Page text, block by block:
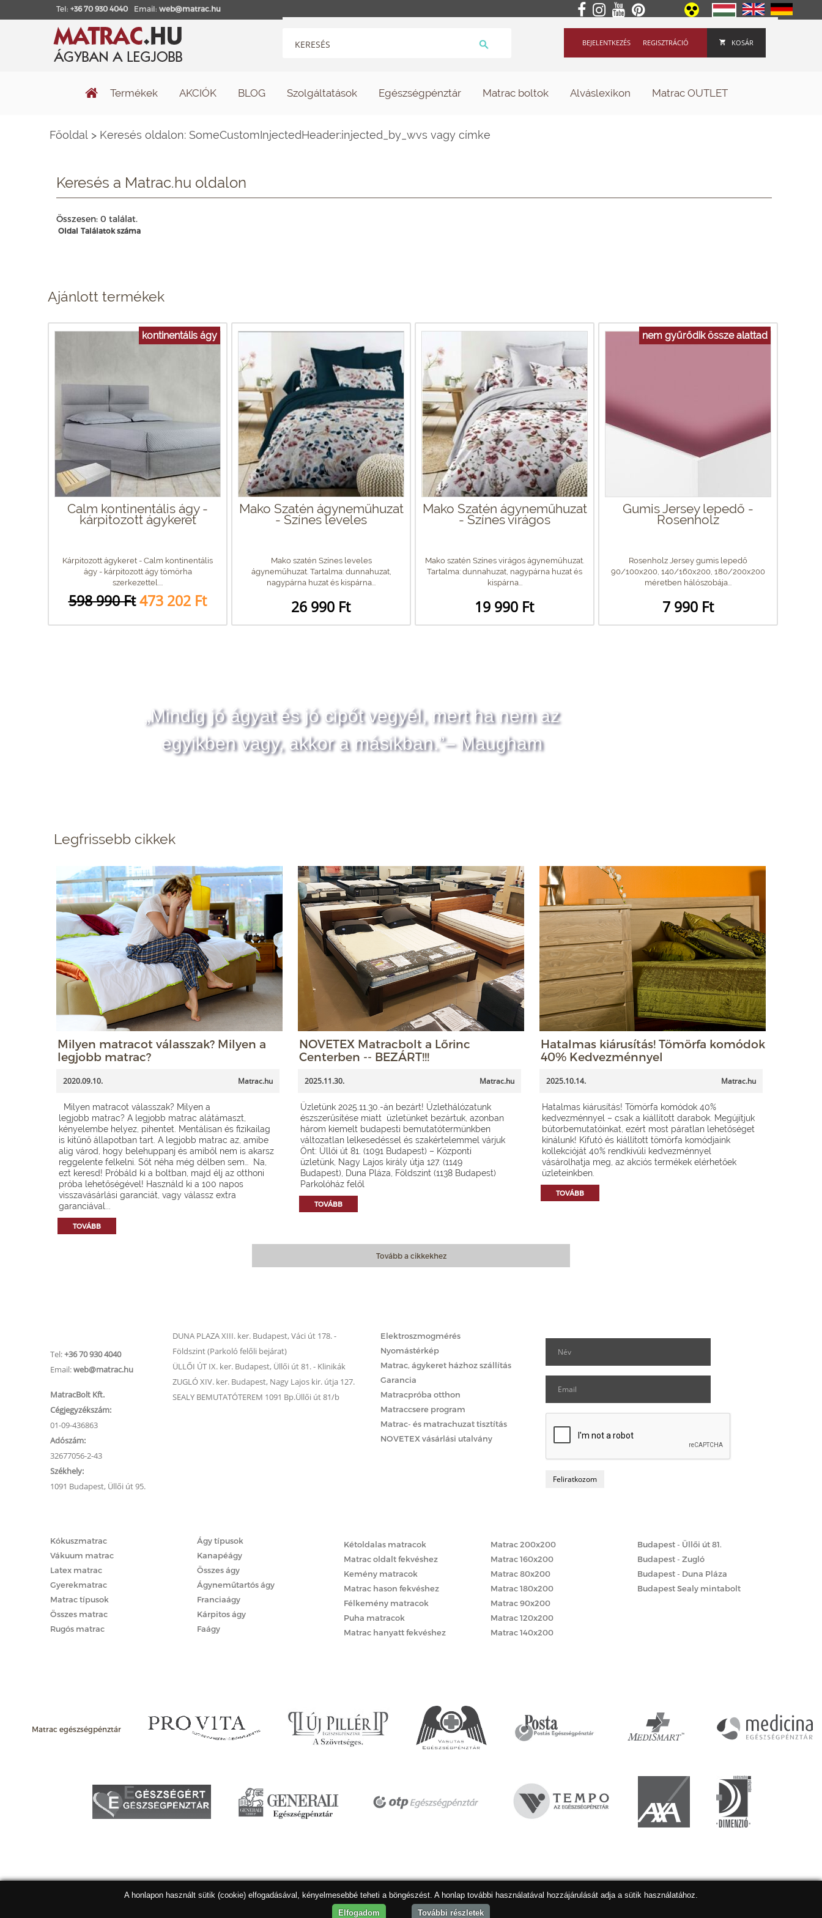
Tel: +36 70 930 4040 Email: web@matrac.hu
KOSÁR
REGISZTRÁCIÓ
BEJELENTKEZÉS
Termékek AKCIÓK BLOG Szolgáltatások Egészségpénztár Matrac boltok Alváslexikon Matrac OUTLET
Főoldal > Keresés oldalon: SomeCustomInjectedHeader:injected_by_wvs vagy címke
Keresés a Matrac.hu oldalon
Összesen: 0 találat.
Oldal Találatok száma
Ajánlott termékek
kontinentális ágy
Calm kontinentális ágy -
kárpitozott ágykeret
Kárpitozott ágykeret - Calm kontinentális
ágy - kárpitozott ágy tömörha
szerkezettel....
598 990 Ft 473 202 Ft
Mako Szatén ágyneműhuzat
- Színes leveles
Mako szatén Színes leveles
ágyneműhuzat. Tartalma: dunnahuzat,
nagypárna huzat és kispárna...
26 990 Ft
Mako Szatén ágyneműhuzat
- Színes virágos
Mako szatén Színes virágos ágyneműhuzat.
Tartalma: dunnahuzat, nagypárna huzat és
kispárna...
19 990 Ft
nem gyűrődik össze alattad
Gumis Jersey lepedő -
Rosenholz
Rosenholz Jersey gumis lepedő
90/100x200, 140/160x200, 180/200x200
méretben hálószobája...
7 990 Ft
„Mindig jó ágyat és jó cipőt vegyél, mert ha nem az
egyikben vagy, akkor a másikban.”– Maugham
Legfrissebb cikkek
Milyen matracot válasszak? Milyen a
legjobb matrac?
2020.09.10. Matrac.hu
Milyen matracot válasszak? Milyen a
legjobb matrac? A legjobb matrac alátámaszt,
kényelembe helyez, pihentet. Mentálisan és fizikailag
is kitűnő állapotban tart. A legjobb matrac az, amibe
alig várod, hogy belehuppanj és amiből nem is akarsz
reggelente felkelni. Sőt néha még délben sem… Na,
ezt keresd! Próbáld ki a boltban, majd élj az otthoni
próba lehetőségével! Használd ki a 100 napos
visszavásárlási garanciát, vagy válassz extra
garanciával...
TOVÁBB
NOVETEX Matracbolt a Lőrinc
Centerben -- BEZÁRT!!!
2025.11.30. Matrac.hu
Üzletünk 2025.11.30.-án bezárt! Üzlethálózatunk
észszerűsítése miatt üzletünket bezártuk, azonban
három kiemelt budapesti bemutatótermünkben
változatlan lelkesedéssel és szakértelemmel várjuk
Önt: Üllői út 81. (1091 Budapest) – Központi
üzletünk, Nagy Lajos király útja 127. (1149
Budapest), Duna Pláza, Földszint (1138 Budapest)
Parkolóház felől
TOVÁBB
Hatalmas kiárusítás! Tömörfa komódok
40% Kedvezménnyel
2025.10.14. Matrac.hu
Hatalmas kiárusítás! Tömörfa komódok 40%
kedvezménnyel – csak a kiállított darabok. Megújítjuk
bútorbemutatóinkat, ezért most páratlan lehetőséget
kínálunk! Kifutó és kiállított tömörfa komódjaink
kollekcióját 40% rendkívüli kedvezménnyel
vásárolhatja meg, az akciós termékek elérhetőek
üzleteinkben.
TOVÁBB
Tovább a cikkekhez
Tel:+36 70 930 4040
Email:web@matrac.hu
MatracBolt Kft.
Cégjegyzékszám:
01-09-436863
Adószám:
32677056-2-43
Székhely:
1091 Budapest, Üllői út 95.
DUNA PLAZA XIII. ker. Budapest, Váci út 178. -
Földszint (Parkoló felőli bejárat)
ÜLLŐI ÚT IX. ker. Budapest, Üllői út 81. - Klinikák
ZUGLÓ XIV. ker. Budapest, Nagy Lajos kir. útja 127.
SEALY BEMUTATÓTEREM 1091 Bp.Üllői út 81/b
Elektroszmogmérés
Nyomástérkép
Matrac, ágykeret házhoz szállítás
Garancia
Matracpróba otthon
Matraccsere program
Matrac- és matrachuzat tisztítás
NOVETEX vásárlási utalvány
Kókuszmatrac
Vákuum matrac
Latex matrac
Gyerekmatrac
Matrac típusok
Összes matrac
Rugós matrac
Ágy típusok
Kanapéágy
Összes ágy
Ágyneműtartós ágy
Franciaágy
Kárpitos ágy
Faágy
Kétoldalas matracok
Matrac oldalt fekvéshez
Kemény matracok
Matrac hason fekvéshez
Félkemény matracok
Puha matracok
Matrac hanyatt fekvéshez
Matrac 200x200
Matrac 160x200
Matrac 80x200
Matrac 180x200
Matrac 90x200
Matrac 120x200
Matrac 140x200
Budapest - Üllői út 81.
Budapest - Zugló
Budapest - Duna Pláza
Budapest Sealy mintabolt
Matrac egészségpénztár
A honlapon használt sütik (cookie) elfogadásával, kényelmesebbé teheti a böngészést. A honlap további használatával hozzájárulását adja a sütik használatához.
Elfogadom
További részletek